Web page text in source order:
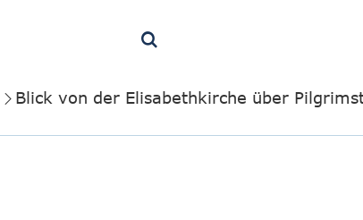
Blick von der Elisabethkirche über